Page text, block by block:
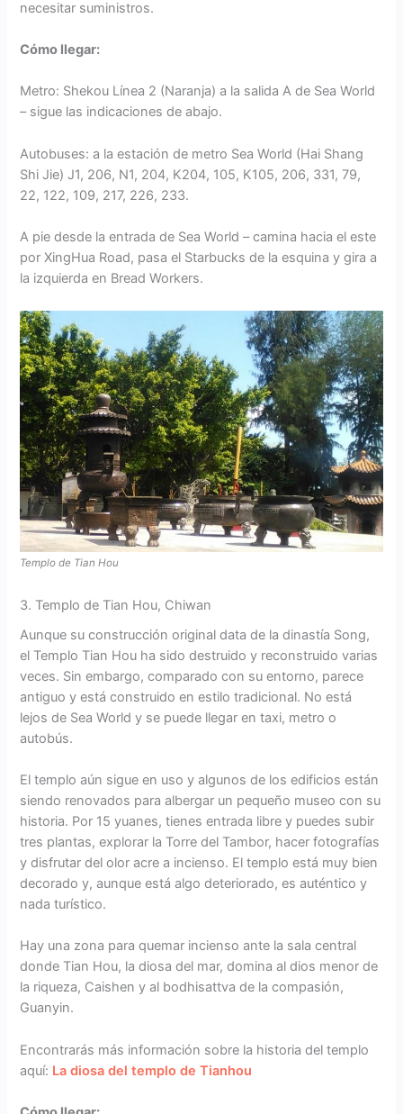
necesitar suministros.
Cómo llegar:
Metro: Shekou Línea 2 (Naranja) a la salida A de Sea World
– sigue las indicaciones de abajo.
Autobuses: a la estación de metro Sea World (Hai Shang
Shi Jie) J1, 206, N1, 204, K204, 105, K105, 206, 331, 79,
22, 122, 109, 217, 226, 233.
A pie desde la entrada de Sea World – camina hacia el este
por XingHua Road, pasa el Starbucks de la esquina y gira a
la izquierda en Bread Workers.
Templo de Tian Hou
3. Templo de Tian Hou, Chiwan
Aunque su construcción original data de la dinastía Song,
el Templo Tian Hou ha sido destruido y reconstruido varias
veces. Sin embargo, comparado con su entorno, parece
antiguo y está construido en estilo tradicional. No está
lejos de Sea World y se puede llegar en taxi, metro o
autobús.
El templo aún sigue en uso y algunos de los edificios están
siendo renovados para albergar un pequeño museo con su
historia. Por 15 yuanes, tienes entrada libre y puedes subir
tres plantas, explorar la Torre del Tambor, hacer fotografías
y disfrutar del olor acre a incienso. El templo está muy bien
decorado y, aunque está algo deteriorado, es auténtico y
nada turístico.
Hay una zona para quemar incienso ante la sala central
donde Tian Hou, la diosa del mar, domina al dios menor de
la riqueza, Caishen y al bodhisattva de la compasión,
Guanyin.
Encontrarás más información sobre la historia del templo
aquí: La diosa del templo de Tianhou